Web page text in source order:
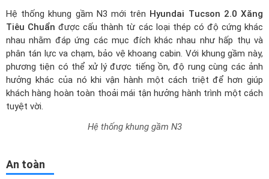
phương tiện có thể xử lý được tiếng ồn, độ rung cùng các ảnh
hưởng khác của nó khi vận hành một cách triệt để hơn giúp
khách hàng hoàn toàn thoải mái tận hưởng hành trình một cách
tuyệt vời.
Hệ thống khung gầm N3
An toàn
Hyundai Tucson 2.0 Xăng Tiêu Chuẩndù không được sử dụng
phiên bản cao hơn nhưng vẫn tiếp tục duy trì các công nghệ an
toàn vượt trội có thể kể đến như: